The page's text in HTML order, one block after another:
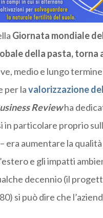
Giornata mondiale
della pasta, torna
medio e lungo
per lavalorizzazione
Reviewha
in particolare proprio
era aumentare la
e gli impatti
decennio (il
si può dire che